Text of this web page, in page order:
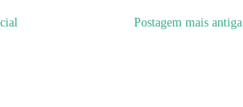
Postagem mais antiga